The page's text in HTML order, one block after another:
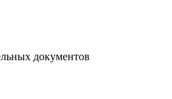
документов